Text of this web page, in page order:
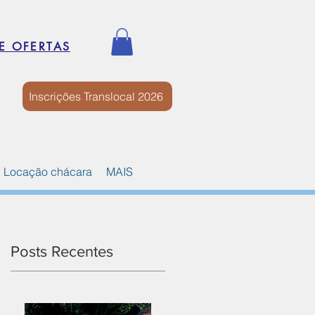
OFERTAS
Inscrições Translocal 2026
Locação chácara MAIS
Posts Recentes